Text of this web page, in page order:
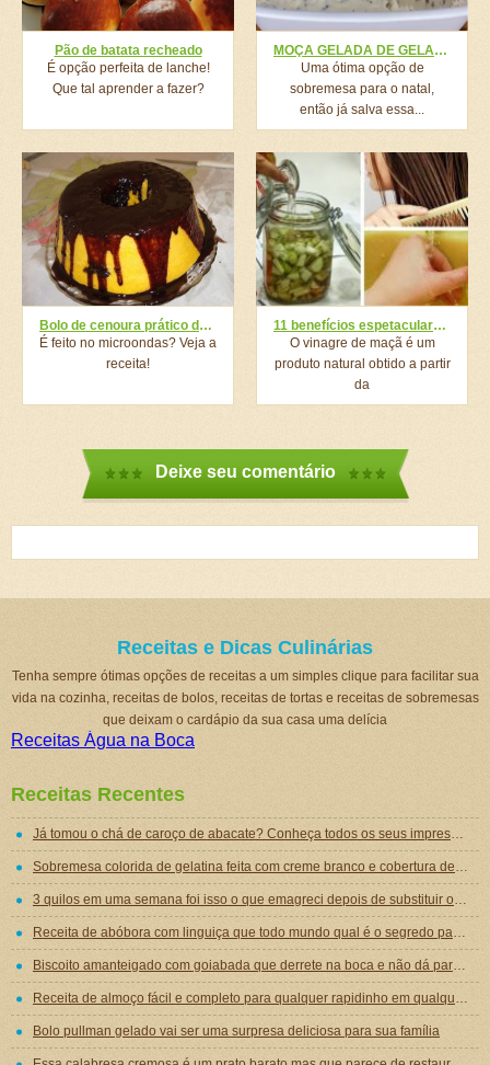
Pão de batata recheado
É opção perfeita de lanche!
Que tal aprender a fazer?
MOÇA GELADA DE GELADEIRA,A MELHOR SOBREMESA DO MUNDO SUPER FÁCIL! A SOBREMESA QUE NÃO PODE FALTAR NO NATAL,LEVE E FÁCIL
Uma ótima opção de
sobremesa para o natal,
então já salva essa...
Bolo de cenoura prático de microondas
É feito no microondas? Veja a
receita!
11 benefícios espetaculares que podemos obter do vinagre de maçã
O vinagre de maçã é um
produto natural obtido a partir
da
fermentação alcoólica das...
Deixe seu comentário
Receitas e Dicas Culinárias
Tenha sempre ótimas opções de receitas a um simples clique para facilitar sua
vida na cozinha, receitas de bolos, receitas de tortas e receitas de sobremesas
que deixam o cardápio da sua casa uma delícia
Receitas Água na Boca
Receitas Recentes
Já tomou o chá de caroço de abacate? Conheça todos os seus impressionantes benefícios!
Sobremesa colorida de gelatina feita com creme branco e cobertura de mousse de gelatina
3 quilos em uma semana foi isso o que emagreci depois de substituir o jantar por essa sopa emagrecedora
Receita de abóbora com linguiça que todo mundo qual é o segredo para ficar tão gostosa
Biscoito amanteigado com goiabada que derrete na boca e não dá para comer um só
Receita de almoço fácil e completo para qualquer rapidinho em qualquer dia da semana
Bolo pullman gelado vai ser uma surpresa deliciosa para sua família